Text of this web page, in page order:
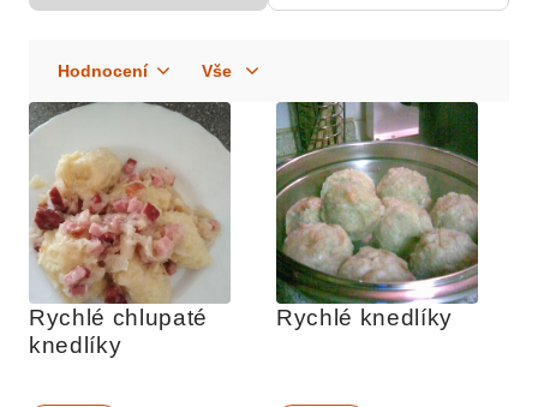
Rychlé chlupaté
knedlíky
Rychlé knedlíky